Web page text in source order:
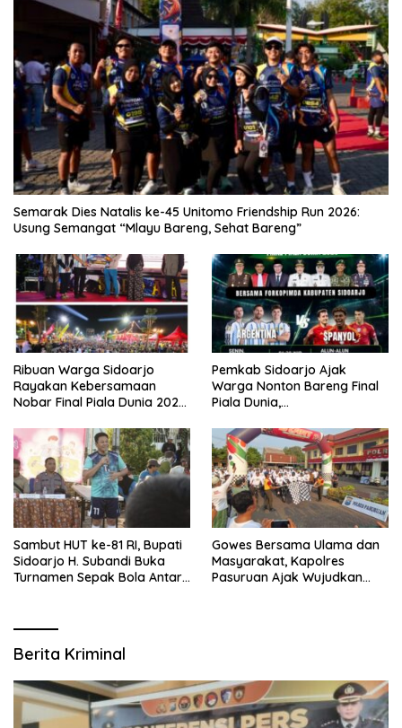
Semarak Dies Natalis ke-45 Unitomo Friendship Run 2026:
Usung Semangat “Mlayu Bareng, Sehat Bareng”
Ribuan Warga Sidoarjo
Rayakan Kebersamaan
Nobar Final Piala Dunia 2026
Forkopimda
Pemkab Sidoarjo Ajak
Warga Nonton Bareng Final
Piala Dunia,
Sambut HUT ke-81 RI, Bupati
Sidoarjo H. Subandi Buka
Turnamen Sepak Bola Antar
Gowes Bersama Ulama dan
Masyarakat, Kapolres
Pasuruan Ajak Wujudkan
Berita Kriminal